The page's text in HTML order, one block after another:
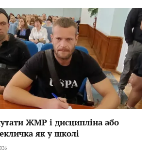
ЖМР і дисципліна або
як у школі